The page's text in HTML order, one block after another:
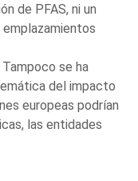
de PFAS, ni un
se ha
del impacto
europeas podrían
las entidades